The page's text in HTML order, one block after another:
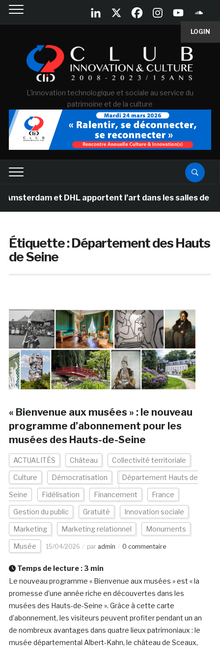
LOGIN
L'innovation technologique et sociale au service du
patrimoine et de la culture
et DHL apportent l’art dans les salles de classe des
Étiquette :Département des Hauts
de Seine
« Bienvenue aux musées » : le nouveau
programme d’abonnement pour les
musées des Hauts-de-Seine
ACTUALITÉS Château Collectivité territoriale
Culture Démocratisation Département Hauts de
Seine Fidélisation Financement France
Gestion du public Gratuité Innovation sociale
Marketing Marketing relationnel Monuments
Musée 15/04/2026 par admin 0 commentaire
Temps de lecture : 3 min
Le nouveau programme « Bienvenue aux musées » est « la
promesse d’une année riche en découvertes dans les
musées des Hauts-de-Seine ». Grâce à cette carte
d’abonnement, les visiteurs peuvent profiter pendant un an
de nombreux avantages dans quatre lieux patrimoniaux : le
musée départemental Albert-Kahn, le château de Sceaux,